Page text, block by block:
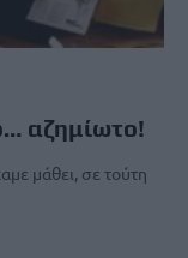
αζημίωτο!
μάθει, σε τούτη